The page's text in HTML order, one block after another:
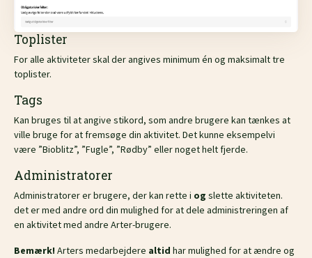
Toplister
For alle aktiviteter skal der angives minimum én og maksimalt tre
toplister.
Tags
Kan bruges til at angive stikord, som andre brugere kan tænkes at
ville bruge for at fremsøge din aktivitet. Det kunne eksempelvi
være ”Bioblitz”, ”Fugle”, ”Rødby” eller noget helt fjerde.
Administratorer
Administratorer er brugere, der kan rette i og slette aktiviteten.
det er med andre ord din mulighed for at dele administreringen af
en aktivitet med andre Arter-brugere.
Bemærk! Arters medarbejdere altid har mulighed for at ændre og